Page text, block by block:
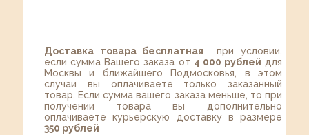
Доставка товара бесплатная при условии,
если сумма Вашего заказа от 4 000 рублей для
Москвы и ближайшего Подмосковья, в этом
случаи вы оплачиваете только заказанный
товар. Если сумма вашего заказа меньше, то при
получении товара вы дополнительно
оплачиваете курьерскую доставку в размере
350 рублей